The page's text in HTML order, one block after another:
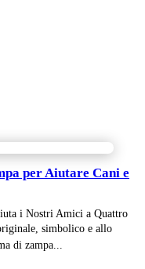
per Aiutare Cani e
i Nostri Amici a Quattro
simbolico e allo
di zampa...